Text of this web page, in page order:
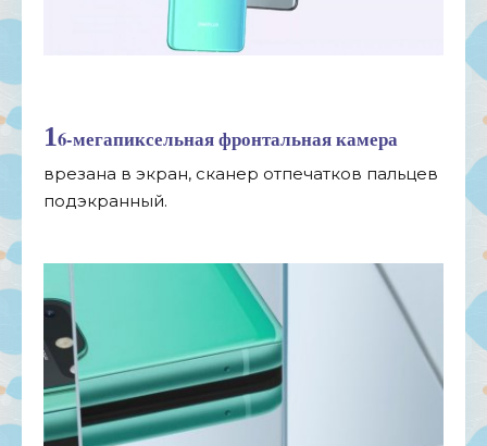
16-мегапиксельнаяфронтальная камера
врезана в экран, сканер отпечатков пальцев
подэкранный.